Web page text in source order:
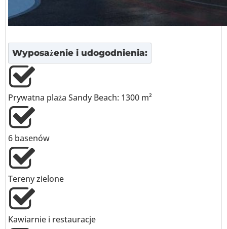
Wyposażenie i udogodnienia:
Prywatna plaża Sandy Beach: 1300 m²
6 basenów
Tereny zielone
Kawiarnie i restauracje